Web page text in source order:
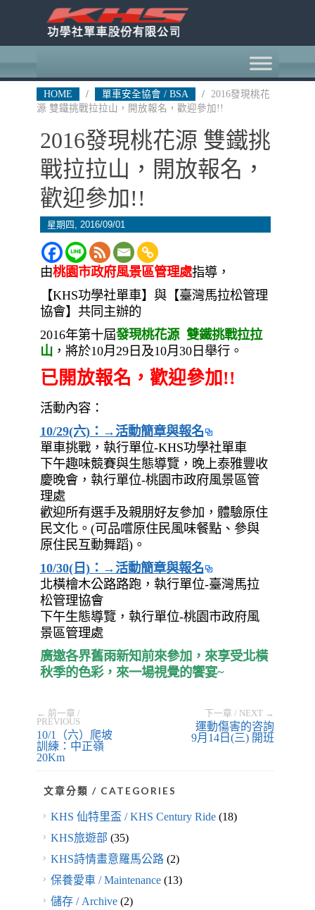
HOME / 單車安全協會 / BSA /
2016發現桃花
源 雙鐵挑戰拉拉山，開放報名，歡迎參加!!
2016發現桃花源 雙鐵挑
戰拉拉山，開放報名，
歡迎參加!!
星期四, 2016/09/01
由桃園市政府風景區管理處指導，
【KHS功學社單車】與【臺灣馬拉松管理
協會】共同主辦的
2016年第十屆發現桃花源 雙鐵挑戰拉拉
山 ，將於10月29日及10月30日舉行。
已開放報名，歡迎參加!!
活動內容：
10/29(六)：→活動簡章與報名
單車挑戰，執行單位-KHS功學社單車
下午趣味競賽與生態導覽，晚上泰雅豐收
慶晚會，執行單位-桃園市政府風景區管
理處
歡迎所有選手及親朋好友參加，體驗原住
民文化。(可品嚐原住民風味餐點、參與
原住民互動舞蹈)。
10/30(日)：→活動簡章與報名
北橫檜木公路路跑，執行單位-臺灣馬拉
松管理協會
下午生態導覽，執行單位-桃園市政府風
景區管理處
廣邀各界舊雨新知前來參加，來享受北橫
秋季的色彩，來一場視覺的饗宴~
← 前一章 /
PREVIOUS
10/1（六）爬坡
訓練：中正嶺
20Km
下一章 / NEXT →
運動傷害的咨詢
9月14日(三) 開班
文章分類 / CATEGORIES
KHS 仙特里盃 / KHS Century Ride(18)
KHS旅遊部 (35)
KHS詩情畫意羅馬公路(2)
保養愛車 / Maintenance(13)
儲存 / Archive(2)